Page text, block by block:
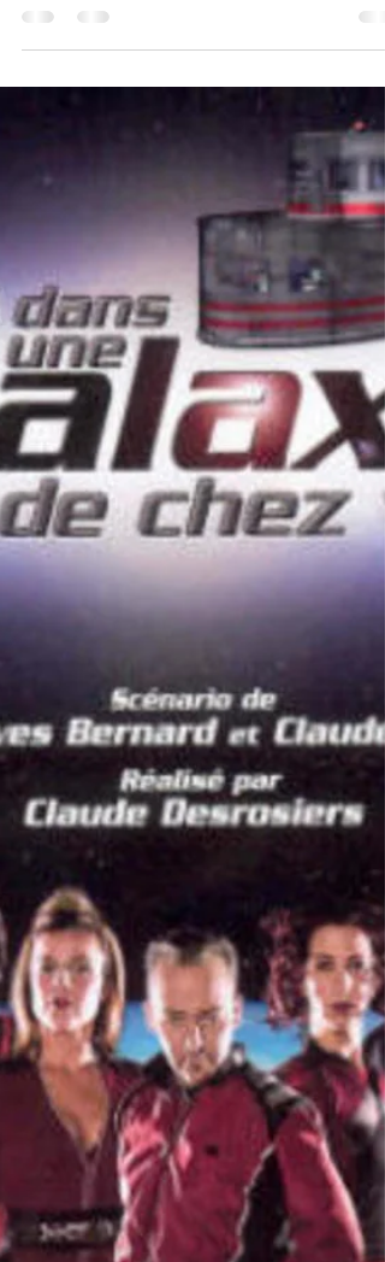
Oh la-la! Ça c’en est un deep. Me semble
que j’aurais fait trouver le livre d’adresse par